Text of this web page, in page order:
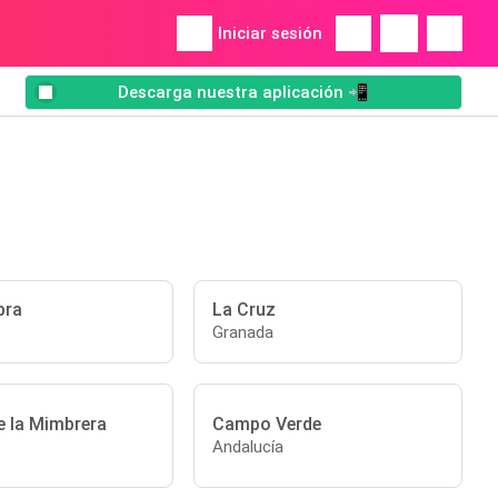
Iniciar sesión
Descarga nuestra aplicación 📲
La Cruz
Granada
la Mimbrera Campo Verde
Andalucía